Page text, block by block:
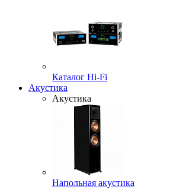
Каталог Hi-Fi
Акустика
Акустика
Напольная акустика